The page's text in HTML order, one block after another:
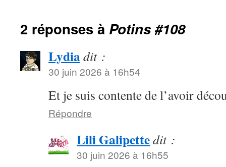
2 réponses à Potins #108
Lydiadit :
30 juin 2026 à 16h54
Et je suis contente de l’avoir
Répondre
Lili Galipettedit :
30 juin 2026 à 16h55